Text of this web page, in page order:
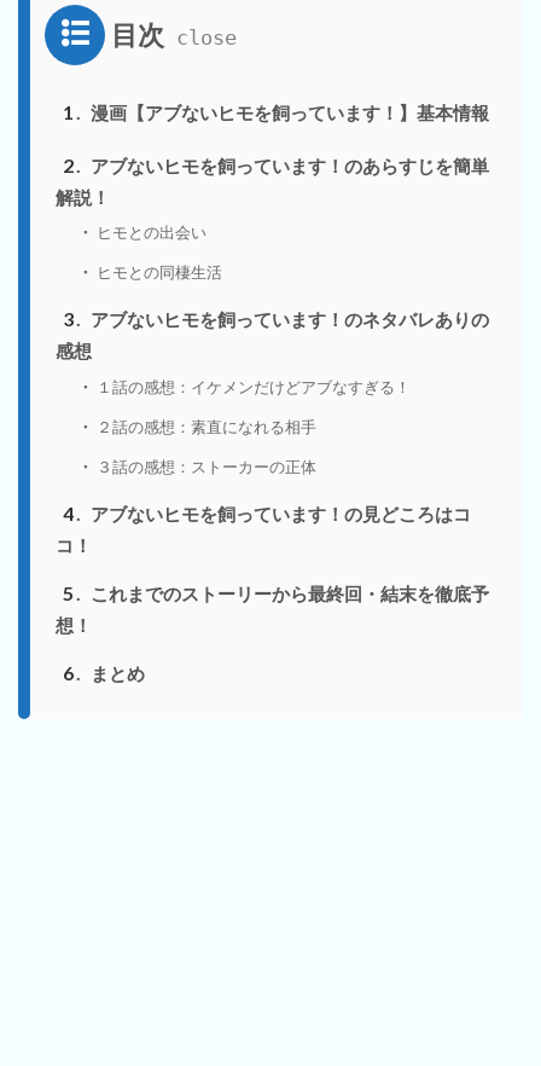
目次
1 漫画【アブないヒモを飼っています！】基本情報
2
アブないヒモを飼っています！のあらすじを簡単
解説！
ヒモとの出会い
ヒモとの同棲生活
3
アブないヒモを飼っています！のネタバレありの
感想
１話の感想：イケメンだけどアブなすぎる！
２話の感想：素直になれる相手
３話の感想：ストーカーの正体
4
アブないヒモを飼っています！の見どころはコ
コ！
5
これまでのストーリーから最終回・結末を徹底予
想！
6 まとめ